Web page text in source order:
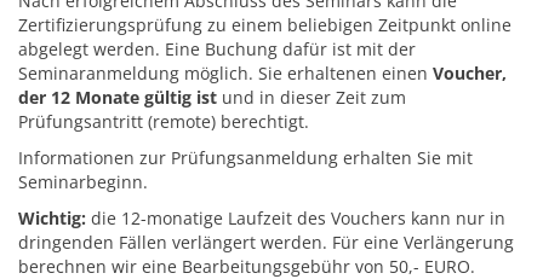
Zertifizierungsprüfung zu einem beliebigen Zeitpunkt online
abgelegt werden. Eine Buchung dafür ist mit der
Seminaranmeldung möglich. Sie erhaltenen einen Voucher,
der 12 Monate gültig ist und in dieser Zeit zum
Prüfungsantritt (remote) berechtigt.
Informationen zur Prüfungsanmeldung erhalten Sie mit
Seminarbeginn.
Wichtig: die 12-monatige Laufzeit des Vouchers kann nur in
dringenden Fällen verlängert werden. Für eine Verlängerung
berechnen wir eine Bearbeitungsgebühr von 50,- EURO.